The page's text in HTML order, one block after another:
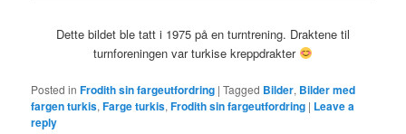
Dette bildet ble tatt i 1975 på en turntrening. Draktene til
turnforeningen var turkise kreppdrakter
Posted in Frodith sin fargeutfordring |Tagged Bilder, Bilder med
fargen turkis,Farge turkis,Frodith sin fargeutfordring | Leave a
reply